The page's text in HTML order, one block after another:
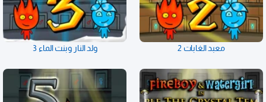
معبد الغابات 2 ولد النار وبنت الماء 3